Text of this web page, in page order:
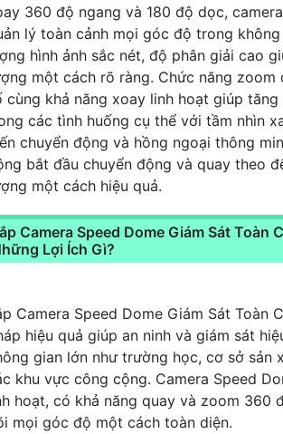
360 độ ngang và 180 độ dọc,
lý toàn cảnh mọi góc độ trong
hình ảnh sắc nét, độ phân giải cao
một cách rõ ràng. Chức năng zoom
cùng khả năng xoay linh hoạt giúp tăng
các tình huống cụ thể với tầm nhìn
chuyển động và hồng ngoại thông
bắt đầu chuyển động và quay theo
một cách hiệu quả.
Camera Speed Dome Giám Sát Toàn
Lợi Ích Gì?
Camera Speed Dome Giám Sát Toàn
hiệu quả giúp an ninh và giám sát
gian lớn như trường học, cơ sở sản
khu vực công cộng. Camera Speed
hoạt, có khả năng quay và zoom 360
mọi góc độ một cách toàn diện.